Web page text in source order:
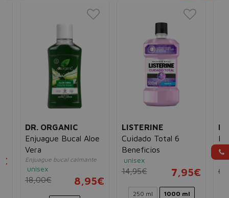
DR. ORGANIC
Enjuague Bucal Aloe
Vera
Enjuague bucal calmante
unisex
18,00€ 8,95€
LISTERINE
Cuidado Total 6
Beneficios
unisex
14,95€ 7,95€
250 ml 1000 ml